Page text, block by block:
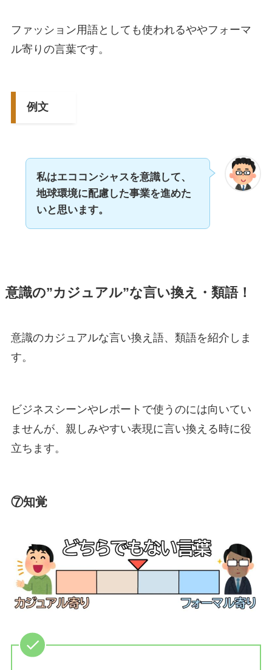
ファッション用語としても使われるややフォーマ
ル寄りの言葉です。
例文
私はエココンシャスを意識して、
地球環境に配慮した事業を進めた
いと思います。
意識の”カジュアル”な言い換え・類語！
意識のカジュアルな言い換え語、類語を紹介しま
す。
ビジネスシーンやレポートで使うのには向いてい
ませんが、親しみやすい表現に言い換える時に役
立ちます。
⑦知覚